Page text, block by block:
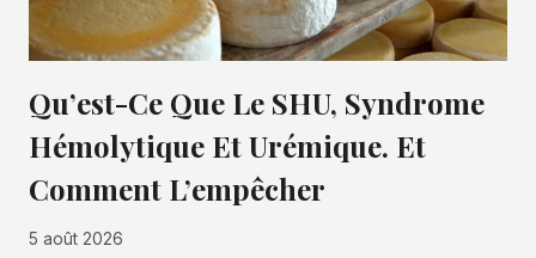
Qu’est-Ce Que Le SHU, Syndrome
Hémolytique Et Urémique. Et
Comment L’empêcher
5 août 2026